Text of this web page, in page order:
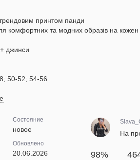
принтом панди
комфортних та модних образів на
джинси
50-52; 54-56
Состояние
новое
Обновлено
20.06.2026
На
98%